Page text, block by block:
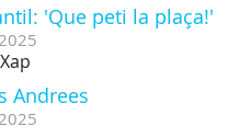
'Que peti la plaça!'
Andrees